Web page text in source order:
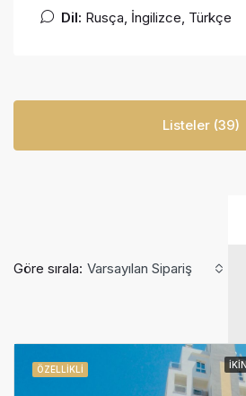
Dil: Rusça, İngilizce, Türkçe
Listeler (39)
Göre sırala: Varsayılan Sipariş
ÖZELLIKLI